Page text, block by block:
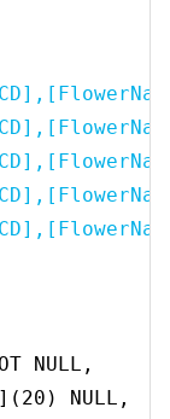
NULL,
NULL,